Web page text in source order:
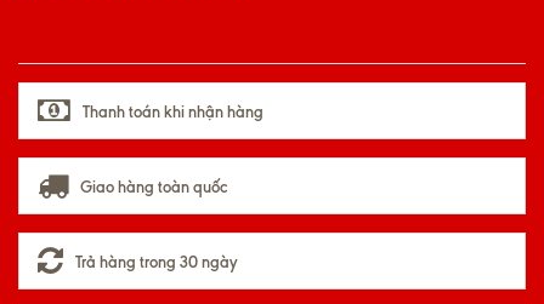
Thanh toán khi nhận hàng
Giao hàng toàn quốc
Trả hàng trong 30 ngày